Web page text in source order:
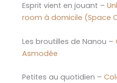
Esprit vient en jouant –
room à domicile (Space
Les broutilles de Nanou –
Asmodée
Petites au quotidien –